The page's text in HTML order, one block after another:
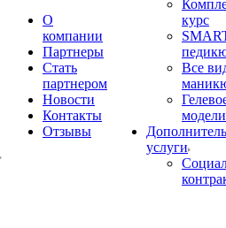
О
компании
Партнеры
Стать
партнером
Новости
Контакты
Отзывы
курс
Все
услуги